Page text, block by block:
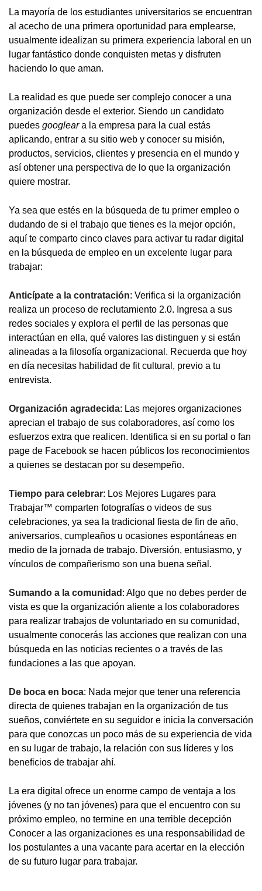
La mayoría de los estudiantes universitarios se encuentran
al acecho de una primera oportunidad para emplearse,
usualmente idealizan su primera experiencia laboral en un
lugar fantástico donde conquisten metas y disfruten
haciendo lo que aman.
La realidad es que puede ser complejo conocer a una
organización desde el exterior. Siendo un candidato
puedes googleara la empresa para la cual estás
aplicando, entrar a su sitio web y conocer su misión,
productos, servicios, clientes y presencia en el mundo y
así obtener una perspectiva de lo que la organización
quiere mostrar.
Ya sea que estés en la búsqueda de tu primer empleo o
dudando de si el trabajo que tienes es la mejor opción,
aquí te comparto cinco claves para activar tu radar digital
en la búsqueda de empleo en un excelente lugar para
trabajar:
Anticípate a la contratación: Verifica si la organización
realiza un proceso de reclutamiento 2.0. Ingresa a sus
redes sociales y explora el perfil de las personas que
interactúan en ella, qué valores las distinguen y si están
alineadas a la filosofía organizacional. Recuerda que hoy
en día necesitas habilidad de fit cultural, previo a tu
entrevista.
Organización agradecida: Las mejores organizaciones
aprecian el trabajo de sus colaboradores, así como los
esfuerzos extra que realicen. Identifica si en su portal o fan
page de Facebook se hacen públicos los reconocimientos
a quienes se destacan por su desempeño.
Tiempo para celebrar: Los Mejores Lugares para
Trabajar™ comparten fotografías o videos de sus
celebraciones, ya sea la tradicional fiesta de fin de año,
aniversarios, cumpleaños u ocasiones espontáneas en
medio de la jornada de trabajo. Diversión, entusiasmo, y
vínculos de compañerismo son una buena señal.
Sumando a la comunidad : Algo que no debes perder de
vista es que la organización aliente a los colaboradores
para realizar trabajos de voluntariado en su comunidad,
usualmente conocerás las acciones que realizan con una
búsqueda en las noticias recientes o a través de las
fundaciones a las que apoyan.
De boca en boca: Nada mejor que tener una referencia
directa de quienes trabajan en la organización de tus
sueños, conviértete en su seguidor e inicia la conversación
para que conozcas un poco más de su experiencia de vida
en su lugar de trabajo, la relación con sus líderes y los
beneficios de trabajar ahí.
La era digital ofrece un enorme campo de ventaja a los
jóvenes (y no tan jóvenes) para que el encuentro con su
próximo empleo, no termine en una terrible decepción
Conocer a las organizaciones es una responsabilidad de
los postulantes a una vacante para acertar en la elección
de su futuro lugar para trabajar.